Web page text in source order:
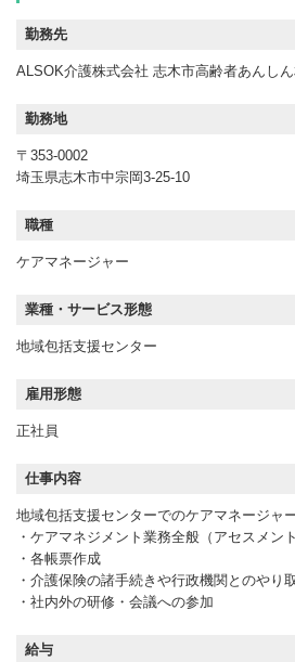
勤務先
ALSOK介護株式会社 志木市高齢者あんし
勤務地
〒353-0002
埼玉県志木市中宗岡3-25-10
職種
ケアマネージャー
業種・サービス形態
地域包括支援センター
雇用形態
正社員
仕事内容
地域包括支援センターでのケアマネージャ
・ケアマネジメント業務全般（アセスメン
・各帳票作成
・介護保険の諸手続きや行政機関とのやり
・社内外の研修・会議への参加
給与